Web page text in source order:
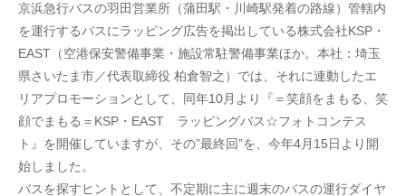
京浜急行バスの羽田営業所（蒲田駅・川崎駅発着の路線）管轄内
を運行するバスにラッピング広告を掲出している株式会社KSP・
EAST（空港保安警備事業・施設常駐警備事業ほか。本社：埼玉
県さいたま市／代表取締役 柏倉智之）では、それに連動したエ
リアプロモーションとして、同年10月より『＝笑顔をまもる、笑
顔でまもる＝KSP・EAST　ラッピングバス☆フォトコンテス
ト』を開催していますが、その”最終回”を、今年4月15日より開
始しました。
バスを探すヒントとして、不定期に主に週末のバスの運行ダイヤ